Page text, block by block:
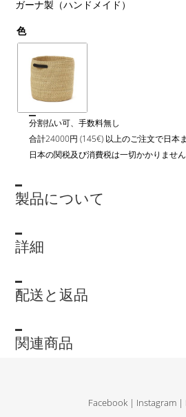
ガーナ製（ハンドメイド）
色
分割払い可、手数料無し
合計24000円 (145€) 以上のご注文で日本
日本の関税及び消費税は一切かかりません
製品について
詳細
配送と返品
関連商品
Facebook | Instagram |